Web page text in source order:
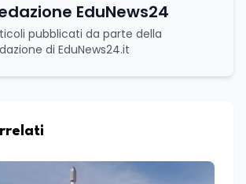
EduNews24
pubblicati da parte della
di EduNews24.it